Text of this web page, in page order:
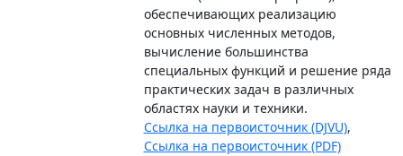
обеспечивающих реализацию
основных численных методов,
вычисление большинства
специальных функций и решение ряда
практических задач в различных
областях науки и техники.
Ссылка на первоисточник (DJVU),
Ссылка на первоисточник (PDF)